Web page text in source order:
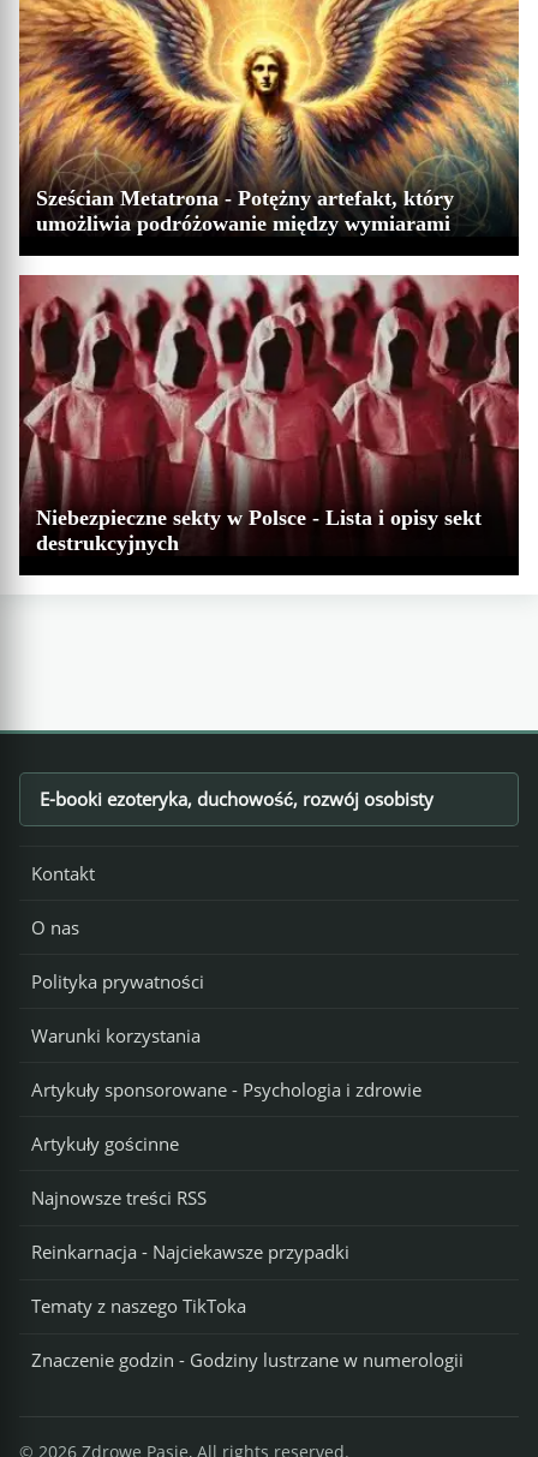
Sześcian Metatrona - Potężny artefakt, który
umożliwia podróżowanie między wymiarami
Niebezpieczne sekty w Polsce - Lista i opisy sekt
destrukcyjnych
Footer
E-booki ezoteryka, duchowość, rozwój osobisty
Kontakt
O nas
Polityka prywatności
Warunki korzystania
Artykuły sponsorowane - Psychologia i zdrowie
Artykuły gościnne
Najnowsze treści RSS
Reinkarnacja - Najciekawsze przypadki
Tematy z naszego TikToka
Znaczenie godzin - Godziny lustrzane w numerologii
© 2026 Zdrowe Pasje, All rights reserved.